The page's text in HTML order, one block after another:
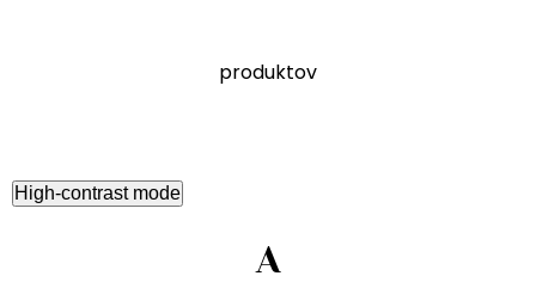
produktov
High-contrast mode
A